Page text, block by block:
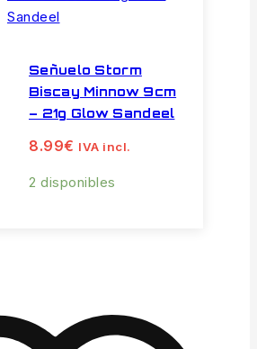
Señuelo Storm
Biscay Minnow 9cm
– 21g Glow Sandeel
8.99€ IVA incl.
2 disponibles